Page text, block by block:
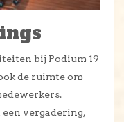
bij Podium 19
de ruimte om
vergadering,